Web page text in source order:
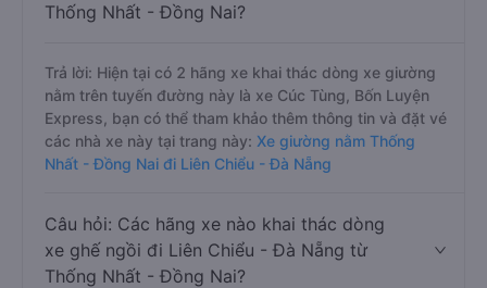
Thống Nhất - Đồng Nai?
Trả lời: Hiện tại có 2 hãng xe khai thác dòng xe giường
nằm trên tuyến đường này là xe Cúc Tùng, Bốn Luyện
Express, bạn có thể tham khảo thêm thông tin và đặt vé
các nhà xe này tại trang này: Xe giường nằm Thống
Nhất - Đồng Nai đi Liên Chiểu - Đà Nẵng
Câu hỏi: Các hãng xe nào khai thác dòng
xe ghế ngồi đi Liên Chiểu - Đà Nẵng từ
Thống Nhất - Đồng Nai?